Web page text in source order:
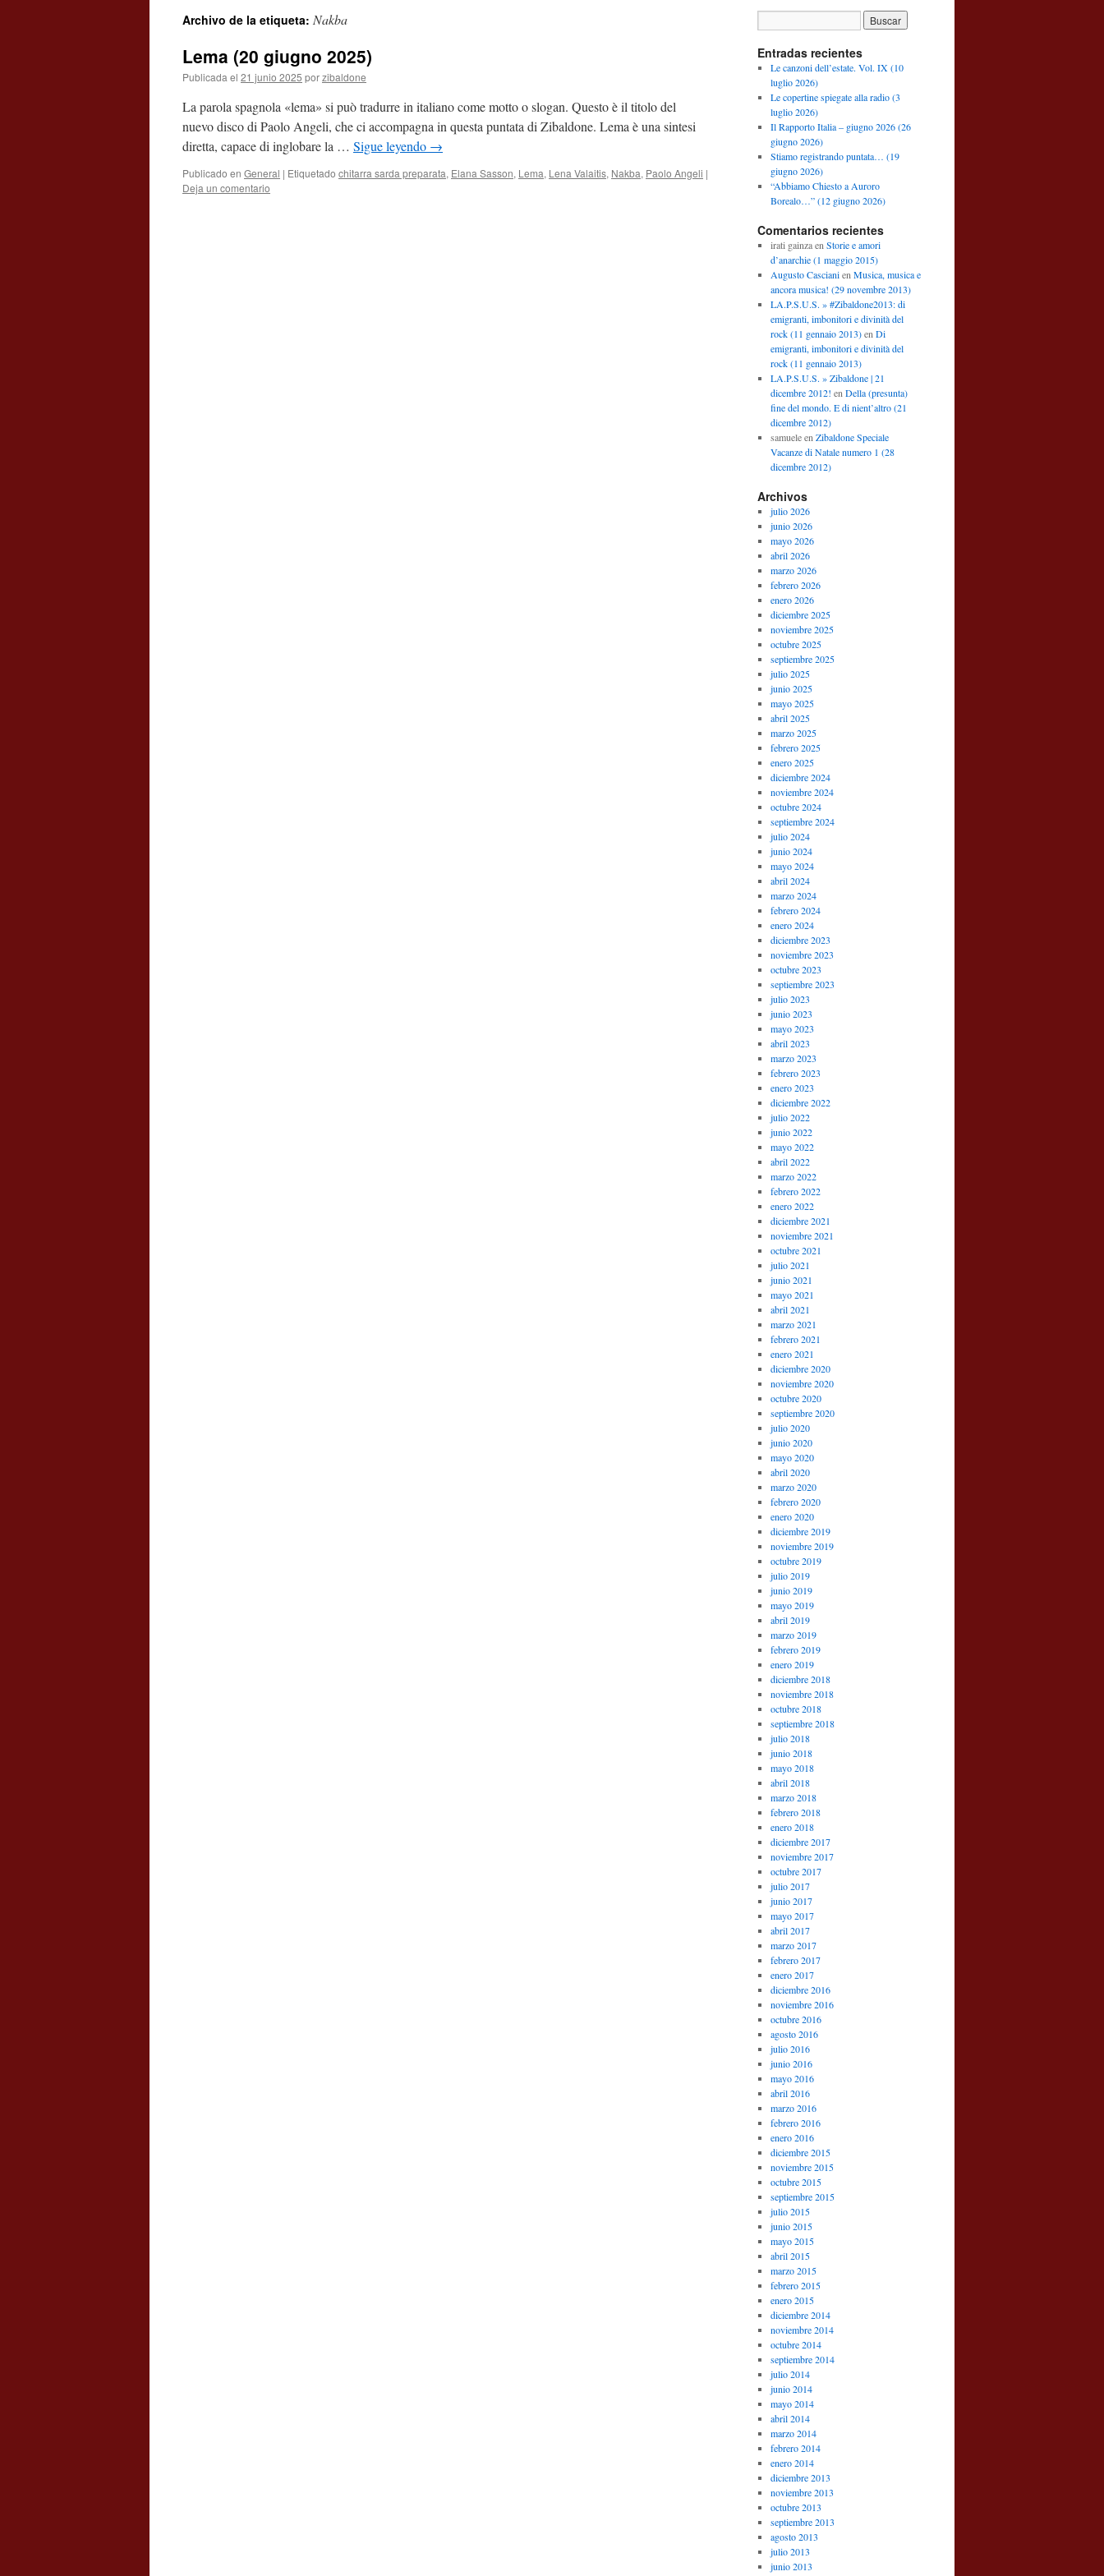
contenido
Archivo de la etiqueta: Nakba
Lema (20 giugno 2025)
Publicada el 21 junio 2025 porzibaldone
La parola spagnola «lema» si può tradurre in italiano come motto o slogan. Questo è il titolo del
nuevo disco di Paolo Angeli, che ci accompagna in questa puntata di Zibaldone. Lema è una sintesi
diretta, capace di inglobare la … Sigue leyendo →
Publicado en General | Etiquetado chitarra sarda preparata, Elana Sasson, Lema, Lena Valaitis, Nakba, Paolo Angeli |
Deja un comentario
Entradas recientes
Le canzoni dell’estate. Vol. IX (10
luglio 2026)
Le copertine spiegate alla radio (3
luglio 2026)
Il Rapporto Italia – giugno 2026 (26
giugno 2026)
Stiamo registrando puntata… (19
giugno 2026)
“Abbiamo Chiesto a Auroro
Borealo…” (12 giugno 2026)
Comentarios recientes
irati gainzaen Storie e amori
d’anarchie (1 maggio 2015)
Augusto Cascianien Musica, musica e
ancora musica! (29 novembre 2013)
LA.P.S.U.S. » #Zibaldone2013: di
emigranti, imbonitori e divinità del
rock (11 gennaio 2013)en Di
emigranti, imbonitori e divinità del
rock (11 gennaio 2013)
LA.P.S.U.S. » Zibaldone | 21
dicembre 2012! en Della (presunta)
fine del mondo. E di nient’altro (21
dicembre 2012)
samueleen Zibaldone Speciale
Vacanze di Natale numero 1 (28
dicembre 2012)
Archivos
julio 2026
junio 2026
mayo 2026
abril 2026
marzo 2026
febrero 2026
enero 2026
diciembre 2025
noviembre 2025
octubre 2025
septiembre 2025
julio 2025
junio 2025
mayo 2025
abril 2025
marzo 2025
febrero 2025
enero 2025
diciembre 2024
noviembre 2024
octubre 2024
septiembre 2024
julio 2024
junio 2024
mayo 2024
abril 2024
marzo 2024
febrero 2024
enero 2024
diciembre 2023
noviembre 2023
octubre 2023
septiembre 2023
julio 2023
junio 2023
mayo 2023
abril 2023
marzo 2023
febrero 2023
enero 2023
diciembre 2022
julio 2022
junio 2022
mayo 2022
abril 2022
marzo 2022
febrero 2022
enero 2022
diciembre 2021
noviembre 2021
octubre 2021
julio 2021
junio 2021
mayo 2021
abril 2021
marzo 2021
febrero 2021
enero 2021
diciembre 2020
noviembre 2020
octubre 2020
septiembre 2020
julio 2020
junio 2020
mayo 2020
abril 2020
marzo 2020
febrero 2020
enero 2020
diciembre 2019
noviembre 2019
octubre 2019
julio 2019
junio 2019
mayo 2019
abril 2019
marzo 2019
febrero 2019
enero 2019
diciembre 2018
noviembre 2018
octubre 2018
septiembre 2018
julio 2018
junio 2018
mayo 2018
abril 2018
marzo 2018
febrero 2018
enero 2018
diciembre 2017
noviembre 2017
octubre 2017
julio 2017
junio 2017
mayo 2017
abril 2017
marzo 2017
febrero 2017
enero 2017
diciembre 2016
noviembre 2016
octubre 2016
agosto 2016
julio 2016
junio 2016
mayo 2016
abril 2016
marzo 2016
febrero 2016
enero 2016
diciembre 2015
noviembre 2015
octubre 2015
septiembre 2015
julio 2015
junio 2015
mayo 2015
abril 2015
marzo 2015
febrero 2015
enero 2015
diciembre 2014
noviembre 2014
octubre 2014
septiembre 2014
julio 2014
junio 2014
mayo 2014
abril 2014
marzo 2014
febrero 2014
enero 2014
diciembre 2013
noviembre 2013
octubre 2013
septiembre 2013
agosto 2013
julio 2013
junio 2013